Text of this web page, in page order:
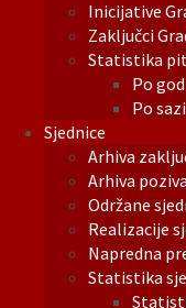
Inicijative
Zaključci
Statistika
Po
Po
Sjednice
Arhiva
Arhiva poziva
Održane
Realizacije
Napredna
Statistika